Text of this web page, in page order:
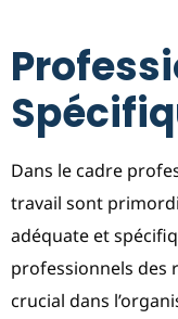
Dans le cadre
travail sont
adéquate et
professionnels des
crucial dans